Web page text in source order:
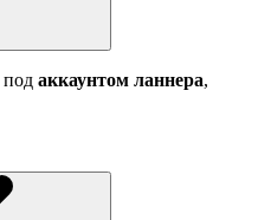
под аккаунтом ланнера,